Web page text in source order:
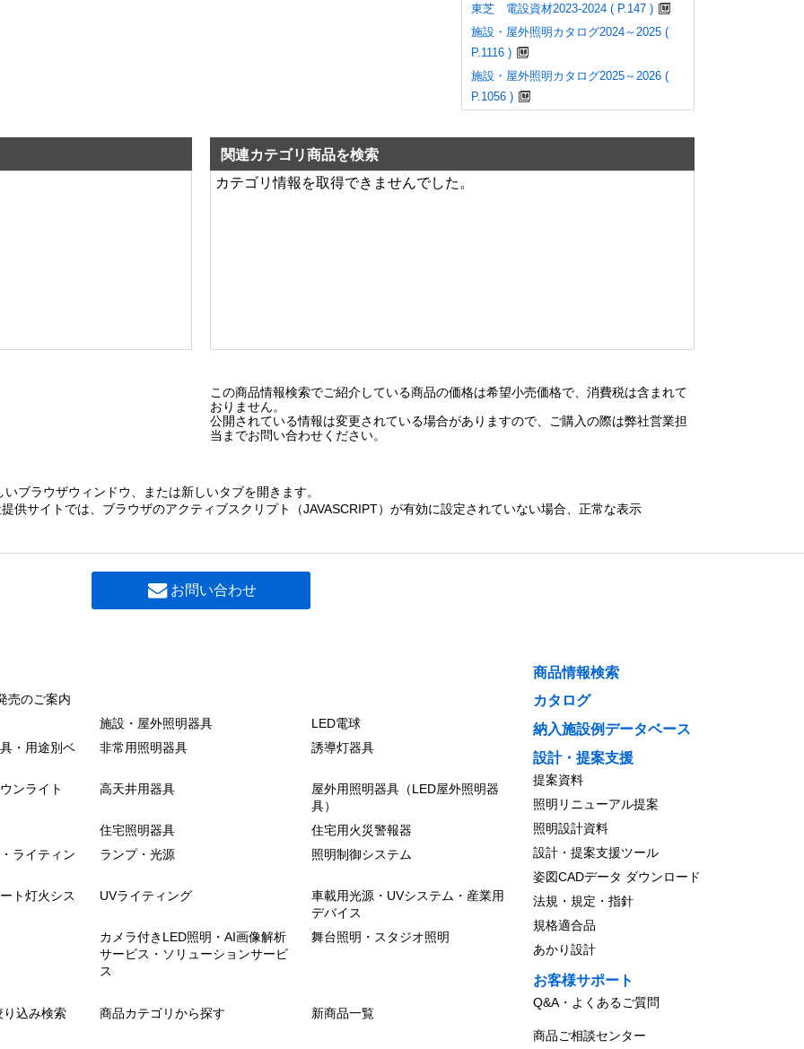
東芝 電設資材2023-2024 ( P.147 )
施設・屋外照明カタログ2024～2025 (
P.1116 )
施設・屋外照明カタログ2025～2026 (
P.1056 )
関連カテゴリ商品を検索
カテゴリ情報を取得できませんでした。
この商品情報検索でご紹介している商品の価格は希望小売価格で、消費税は含まれて
おりません。
公開されている情報は変更されている場合がありますので、ご購入の際は弊社営業担
当までお問い合わせください。
ブラウザウィンドウ、または新しいタブを開きます。
供サイトでは、ブラウザのアクティブスクリプト（JAVASCRIPT）が有効に設定されていない場合、正常な表示
お問い合わせ
売のご案内
施設・屋外照明器具
LED電球
・用途別ベ
非常用照明器具 誘導灯器具
ンライト 高天井用器具
屋外用照明器具（LED屋外照明器
具）
住宅照明器具
住宅用火災警報器
ライティン
ランプ・光源 照明制御システム
ト灯火シス UVライティング
車載用光源・UVシステム・産業用
デバイス
カメラ付きLED照明・AI画像解析
サービス・ソリューションサービ
ス
舞台照明・スタジオ照明
り込み検索 商品カテゴリから探す 新商品一覧
商品情報検索
カタログ
納入施設例データベース
設計・提案支援
提案資料
照明リニューアル提案
照明設計資料
設計・提案支援ツール
姿図CADデータ ダウンロード
法規・規定・指針
規格適合品
あかり設計
お客様サポート
Q&A・よくあるご質問
商品ご相談センター